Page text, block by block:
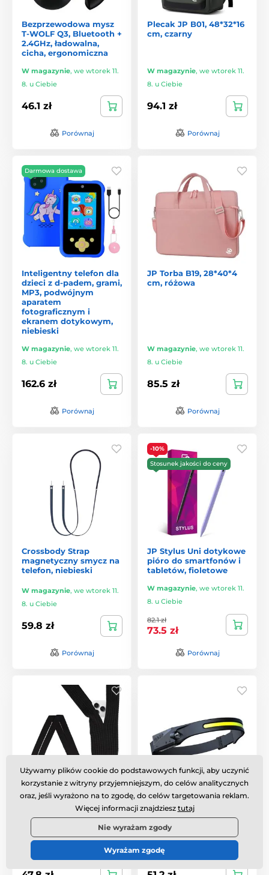
Bezprzewodowa mysz
T-WOLF Q3, Bluetooth +
2.4GHz, ładowalna,
cicha, ergonomiczna
W magazynie, we wtorek 11.
8. u Ciebie
46.1 zł
Porównaj
Plecak JP B01, 48*32*16
cm, czarny
W magazynie, we wtorek 11.
8. u Ciebie
94.1 zł
Porównaj
Darmowa dostawa
Inteligentny telefon dla
dzieci z d-padem, grami,
MP3, podwójnym
aparatem
fotograficznym i
ekranem dotykowym,
niebieski
W magazynie, we wtorek 11.
8. u Ciebie
162.6 zł
Porównaj
JP Torba B19, 28*40*4
cm, różowa
W magazynie, we wtorek 11.
8. u Ciebie
85.5 zł
Porównaj
Crossbody Strap
magnetyczny smycz na
telefon, niebieski
W magazynie, we wtorek 11.
8. u Ciebie
59.8 zł
Porównaj
-10%
Stosunek jakości do ceny
JP Stylus Uni dotykowe
pióro do smartfonów i
tabletów, fioletowe
W magazynie, we wtorek 11.
8. u Ciebie
82.1 zł
73.5 zł
Porównaj
Pasek z kieszonką,
czarny
W magazynie,we wtorek 11.
Czołówka LED
WLCHL03 z czujnikiem
ruchu, IPX4, USB-C, 1200
mAh, czarna
W magazynie,we wtorek 11.
8. u Ciebie
Używamy plików cookie do podstawowych funkcji, aby uczynić
korzystanie z witryny przyjemniejszym, do celów analitycznych
oraz, jeśli wyrażono na to zgodę, do celów targetowania reklam.
Więcej informacji znajdziesz tutaj
Nie wyrażam zgody
Wyrażam zgodę